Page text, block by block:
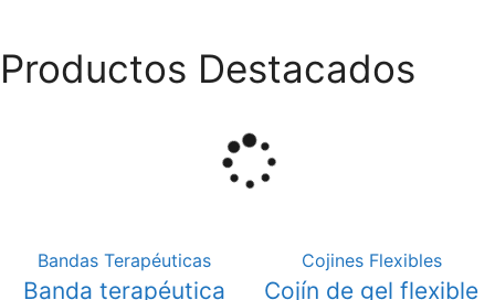
Productos Destacados
Oferta
Bandas Terapéuticas
Banda terapéutica
OfertaCojines Flexibles
Cojín de gel flexible